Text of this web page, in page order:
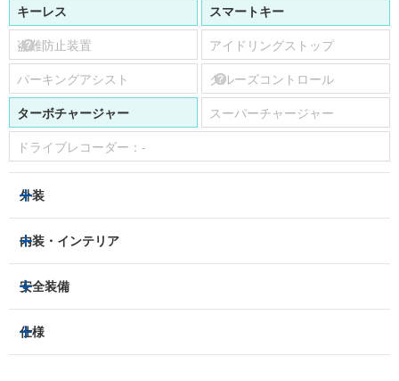
キーレス
スマートキー
盗難防止装置
アイドリングストップ
パーキングアシスト
クルーズコントロール
ターボチャージャー
スーパーチャージャー
ドライブレコーダー： -
外装
HIDヘッドライト
アルミホイール：19インチ
サンルーフ/ガラスルーフ
内装・インテリア
3列シート
ベンチシート
パワーシート
安全装備
トラクションコントロール
レーンキープアシスト
横滑り防止装置
仕様